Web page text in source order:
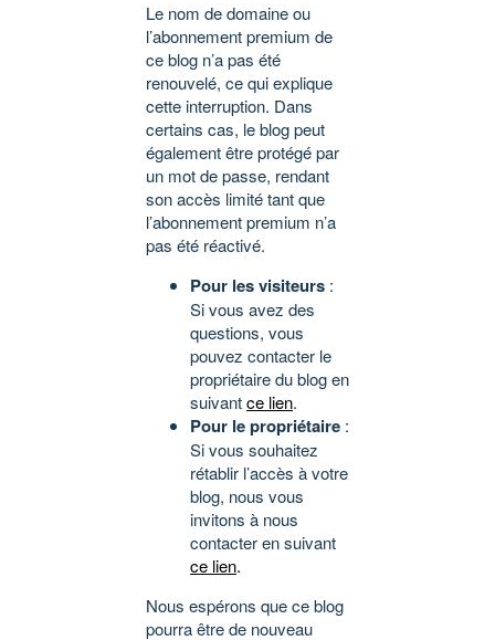
Le nom de domaine ou
l’abonnement premium de
ce blog n’a pas été
renouvelé, ce qui explique
cette interruption. Dans
certains cas, le blog peut
également être protégé par
un mot de passe, rendant
son accès limité tant que
l’abonnement premium n’a
pas été réactivé.
Pour les visiteurs :
Si vous avez des
questions, vous
pouvez contacter le
propriétaire du blog en
suivantce lien.
Pour le propriétaire :
Si vous souhaitez
rétablir l’accès à votre
blog, nous vous
invitons à nous
contacter en suivant
ce lien.
Nous espérons que ce blog
pourra être de nouveau